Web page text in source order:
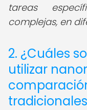
tareas
complejas, en
2. ¿Cuáles
utilizar